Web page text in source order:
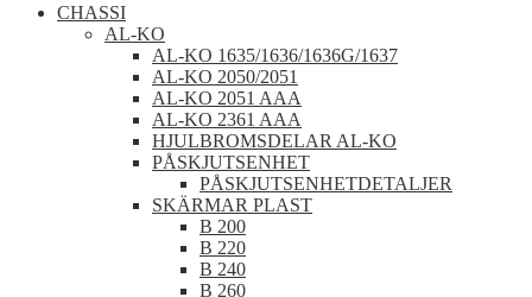
CHASSI
AL-KO
AL-KO 1635/1636/1636G/1637
AL-KO 2050/2051
AL-KO 2051 AAA
AL-KO 2361 AAA
HJULBROMSDELAR AL-KO
PÅSKJUTSENHET
PÅSKJUTSENHETDETALJER
SKÄRMAR PLAST
B 200
B 220
B 240
B 260